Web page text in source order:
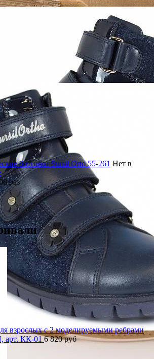
ботинки Sursil Orto 55-261 Нет в
раз
взрослых с 2 моделируемыми ребрами
арт. КК-016 820руб